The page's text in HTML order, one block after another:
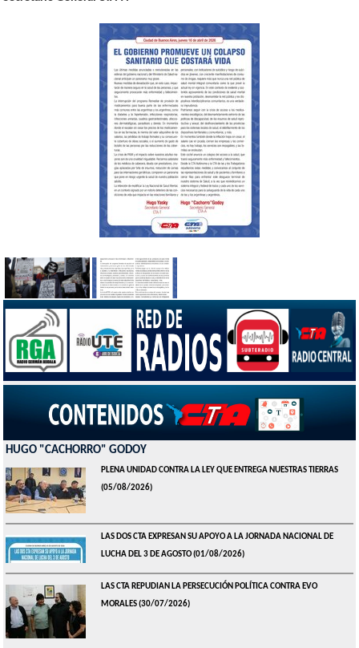
HUGO "CACHORRO" GODOY
PLENA UNIDAD CONTRA LA LEY QUE ENTREGA NUESTRAS TIERRAS
(05/08/2026)
LAS DOS CTA EXPRESAN SU APOYO A LA JORNADA NACIONAL DE
LUCHA DEL 3 DE AGOSTO(01/08/2026)
LAS CTA REPUDIAN LA PERSECUCIÓN POLÍTICA CONTRA EVO
MORALES(30/07/2026)